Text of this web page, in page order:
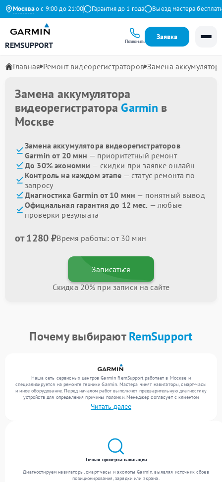
Москвас 9:00 до 21:00 Гарантия до 1 года Выезд мастера бесплатно
REMSUPPORT Позвонить
Заявка
Главная Ремонт видеорегистраторов Замена
Замена аккумулятора
видеорегистратора Garmin в
Москве
Замена аккумулятора видеорегистраторов
Garmin от 20 мин — приоритетный ремонт
До 30% экономии — скидки при заявке онлайн
Контроль на каждом этапе — статус ремонта по
запросу
Диагностика Garmin от 10 мин — понятный вывод
Официальная гарантия до 12 мес. — любые
проверки результата
от 1280 ₽Время работы: от 30 мин
Записаться
Скидка 20% при записи на сайте
Почему выбираютRemSupport
Наша сеть сервисных центров Garmin RemSupport работает в Москве и
специализируется на ремонте техники Garmin. Мастера чинят навигаторы, смарт-часы
и иное оборудование. Перед началом работ выполняют предварительную диагностику
устройств для определения причины поломки. Менеджер согласует с клиентом
перечень необходимых работ и их стоимость. Только после этого инженеры
выполняют ремонт с заменой деталей по необходимости. После работ их качество
Читать далее
Точная проверка навигации
Диагностируем навигаторы, смарт-часы и эхолоты Garmin, выявляя источник сбоев
позиционирования, зарядки или экрана.